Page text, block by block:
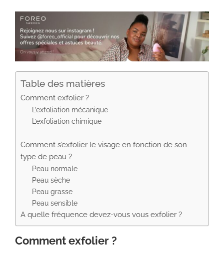
Table des matières
Comment exfolier ?
L’exfoliation mécanique
L’exfoliation chimique
Comment s’exfolier le visage en fonction de son
type de peau ?
Peau normale
Peau sèche
Peau grasse
Peau sensible
A quelle fréquence devez-vous vous exfolier ?
Comment exfolier ?